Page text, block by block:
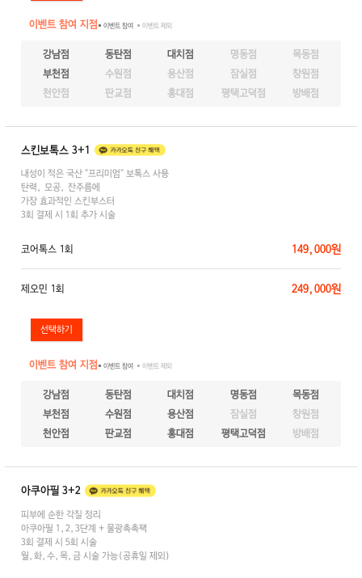
이벤트 참여 지점● 이벤트 참여 ● 이벤트 제외
강남점 동탄점 대치점 명동점
목동점
부천점
수원점 용산점 잠실점
창원점
천안점
판교점 홍대점 평택고덕점 방배점
스킨보톡스 3+1
내성이 적은 국산 "프리미엄" 보톡스 사용
탄력, 모공, 잔주름에
가장 효과적인 스킨부스터
3회 결제 시 1회 추가 시술
코어톡스 1회 149,000원
제오민 1회 249,000원
이벤트 참여 지점● 이벤트 참여 ● 이벤트 제외
강남점 동탄점 대치점 명동점
목동점
부천점
수원점 용산점 잠실점
창원점
천안점
판교점 홍대점 평택고덕점 방배점
아쿠아필 3+2
피부에 순한 각질 정리
아쿠아필 1,2,3단계 + 물광촉촉팩
3회 결제 시 5회 시술
월,화,수,목,금 시술 가능(공휴일 제외)